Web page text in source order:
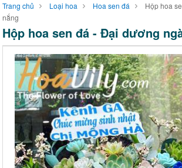
Trang chủ Loại hoa Hoa sen đá
Hộp hoa
nắng
Hộp hoa sen đá - Đại dương